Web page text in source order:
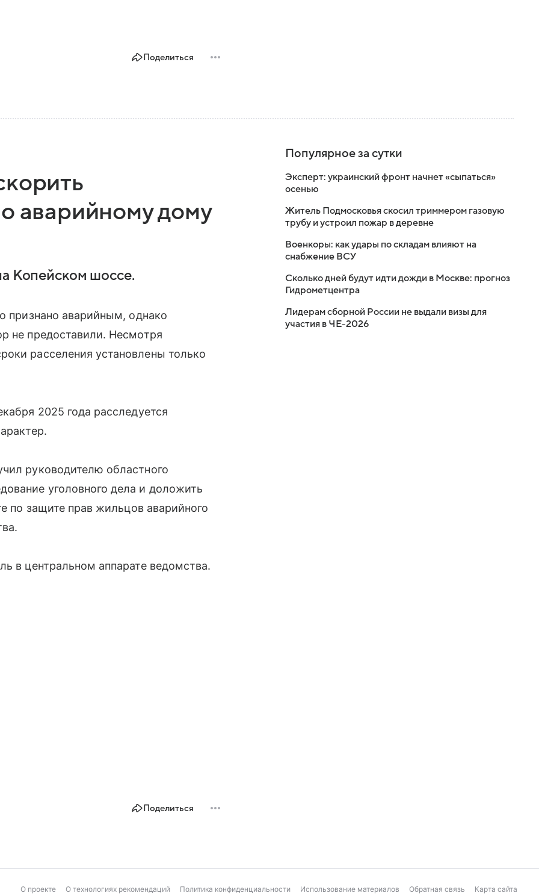
Поделиться
аварийному дому
Копейском шоссе.
признано аварийным, однако
не предоставили. Несмотря
расселения установлены только
2025 года расследуется
руководителю областного
уголовного дела и доложить
по защите прав жильцов аварийного
в центральном аппарате ведомства.
Поделиться
Популярное за сутки
Эксперт: украинский фронт начнет «сыпаться»
осенью
Житель Подмосковья скосил триммером газовую
трубу и устроил пожар в деревне
Военкоры: как удары по складам влияют на
снабжение ВСУ
Сколько дней будут идти дожди в Москве: прогноз
Гидрометцентра
Лидерам сборной России не выдали визы для
участия в ЧЕ-2026
О проекте О технологиях рекомендаций Политика конфиденциальности Использование материалов Обратная связь Карта сайта